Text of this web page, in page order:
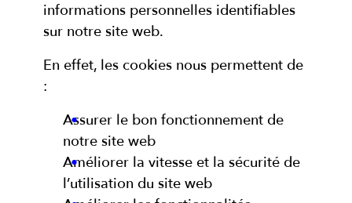
informations personnelles identifiables
sur notre site web.
En effet, les cookies nous permettent de
:
Assurer le bon fonctionnement de
notre site web
Améliorer la vitesse et la sécurité de
l’utilisation du site web